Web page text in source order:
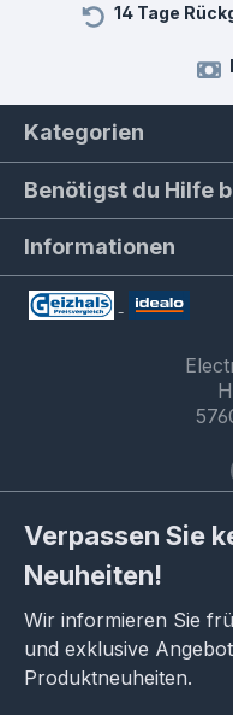
14 Tage
Kategorien
Benötigst du Hilfe
Informationen
Verpassen Sie
Neuheiten!
Wir informieren Sie
und exklusive
Produktneuheiten.